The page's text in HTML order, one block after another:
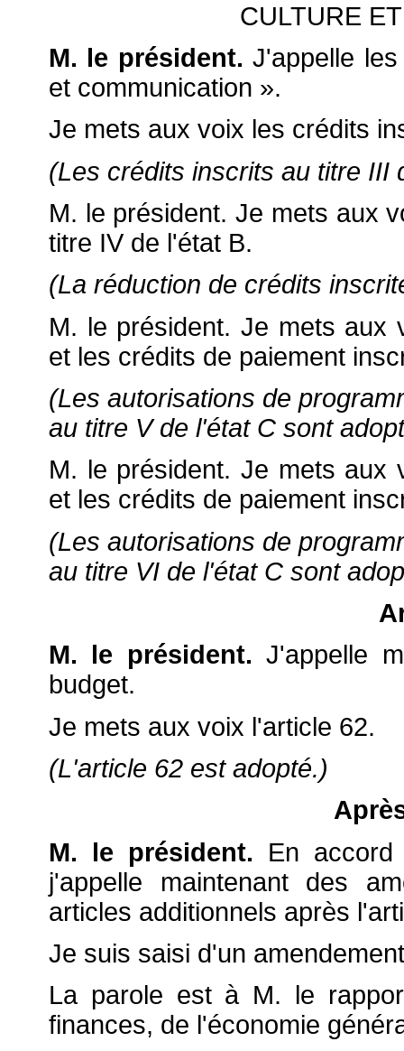
CULTURE
M. le président. J'appelle
et communication ».
Je mets aux voix les crédits
(Les crédits inscrits au titre III
M. le président. Je mets aux
titre IV de l'état B.
(La réduction de crédits
M. le président. Je mets aux
et les crédits de paiement
(Les autorisations de
au titre V de l'état C sont
M. le président. Je mets aux
et les crédits de paiement
(Les autorisations de
au titre VI de l'état C sont
M. le président. J'appelle
budget.
Je mets aux voix l'article 62.
(L'article 62 est adopté.)
M. le président. En accord
j'appelle maintenant des
articles additionnels après
Je suis saisi d'un
La parole est à M. le
finances, de l'économie